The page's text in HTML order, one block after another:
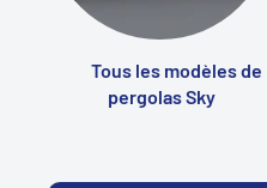
Tous les modèles de
pergolas Sky